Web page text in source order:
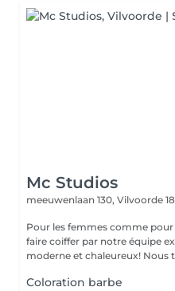
Mc Studios
meeuwenlaan 130, Vilvoorde
Pour les femmes comme
faire coiffer par notre équipe
moderne et chaleureux! Nous
Coloration barbe